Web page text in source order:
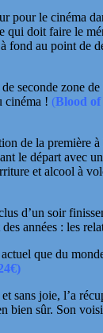
pour le cinéma
doit faire le
fond au point de
seconde zone de
cinéma ! (Blood
de la première
le départ avec
et alcool à
d’un soir
années : les
que du
sans joie, l’a
bien sûr. Son